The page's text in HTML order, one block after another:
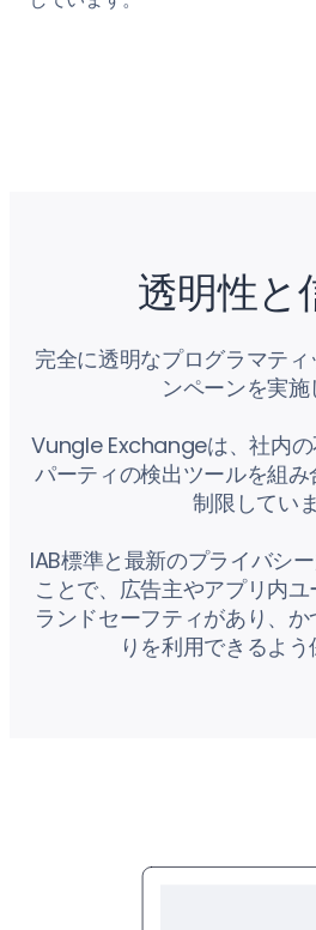
透明性と
完全に透明なプログラマテ
ンペーンを実施
Vungle Exchangeは、社内
パーティの検出ツールを組
制限していま
IAB標準と最新のプライバシ
ことで、広告主やアプリ内
ランドセーフティがあり、
りを利用できるよう